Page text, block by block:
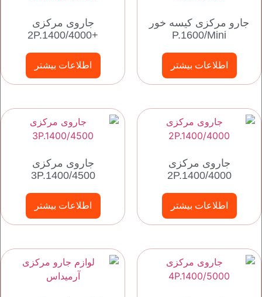
جارو مرکزی کیسه خور
P.1600/Mini
اطلاعات بیشتر
جاروی مرکزی
+2P.1400/4000
اطلاعات بیشتر
جاروی مرکزی
2P.1400/4000
اطلاعات بیشتر
جاروی مرکزی
3P.1400/4500
اطلاعات بیشتر